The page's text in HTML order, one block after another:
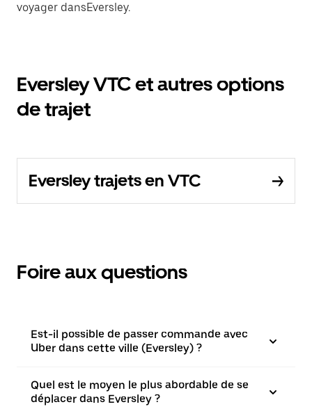
voyager dansEversley.
Eversley VTC et autres options
de trajet
Eversley trajets en VTC
Foire aux questions
Est-il possible de passer commande avec
Uber dans cette ville (Eversley) ?
Quel est le moyen le plus abordable de se
déplacer dans Eversley ?